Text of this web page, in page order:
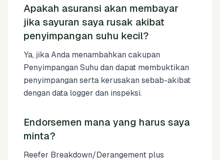
Apakah asuransi akan membayar
jika sayuran saya rusak akibat
penyimpangan suhu kecil?
Ya, jika Anda menambahkan cakupan
Penyimpangan Suhu dan dapat membuktikan
penyimpangan serta kerusakan sebab-akibat
dengan data logger dan inspeksi.
Endorsemen mana yang harus saya
minta?
Reefer Breakdown/Derangement plus